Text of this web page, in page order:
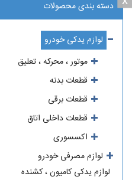
دسته بندی محصولات
لوازم یدکی خودرو
موتور ، محرکه ، تعلیق
قطعات بدنه
قطعات برقی
قطعات داخلی اتاق
اکسسوری
لوازم مصرفی خودرو
لوازم یدکی کامیون ، کشنده